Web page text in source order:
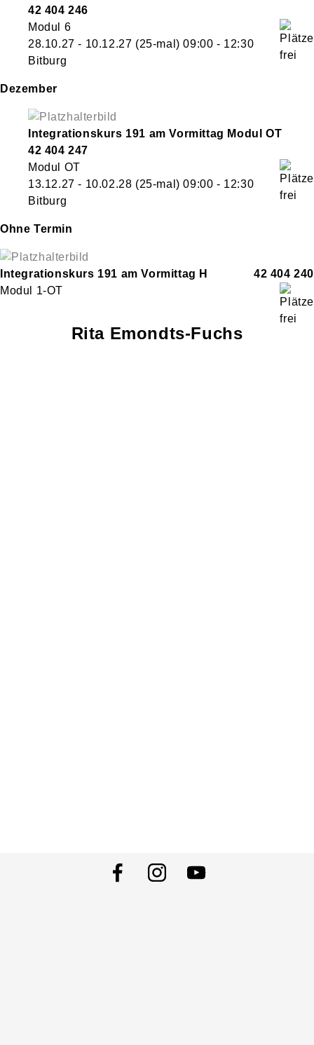
42 404 246
Modul 6
28.10.27 - 10.12.27 (25-mal)09:00 - 12:30
Bitburg
Dezember
Integrationskurs 191 am Vormittag Modul OT
42 404 247
Modul OT
13.12.27 - 10.02.28 (25-mal)09:00 - 12:30
Bitburg
Ohne Termin
Integrationskurs 191 am Vormittag H
42 404 240
Modul 1-OT
Rita Emondts-Fuchs